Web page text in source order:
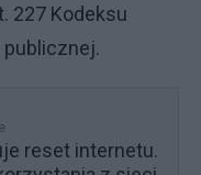
227 Kodeksu
reset internetu.